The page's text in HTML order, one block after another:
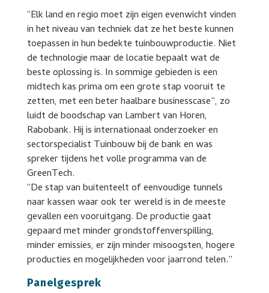
“Elk land en regio moet zijn eigen evenwicht vinden
in het niveau van techniek dat ze het beste kunnen
toepassen in hun bedekte tuinbouwproductie. Niet
de technologie maar de locatie bepaalt wat de
beste oplossing is. In sommige gebieden is een
midtech kas prima om een grote stap vooruit te
zetten, met een beter haalbare businesscase”, zo
luidt de boodschap van Lambert van Horen,
Rabobank. Hij is internationaal onderzoeker en
sectorspecialist Tuinbouw bij de bank en was
spreker tijdens het volle programma van de
GreenTech.
“De stap van buitenteelt of eenvoudige tunnels
naar kassen waar ook ter wereld is in de meeste
gevallen een vooruitgang. De productie gaat
gepaard met minder grondstoffenverspilling,
minder emissies, er zijn minder misoogsten, hogere
producties en mogelijkheden voor jaarrond telen.”
Panelgesprek